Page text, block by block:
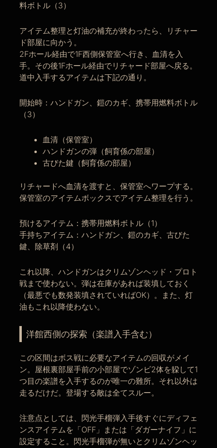
料ボトル（3）
アイテム整理と灯油の補充が終わったら、リチャー
ド部屋に向かう。
2Fホール経由で1F西側保管室へ行き、血清を入
手。その後1Fホール経由でリチャード部屋へ戻る。
道中入手するアイテムは下記の通り。
開始時：ハンドガン、鎧のカギ、携帯用燃料ボトル
（3）
血清（保管室）
ハンドガンの弾（飼育係の部屋）
古びた鍵（飼育係の部屋）
リチャードへ血清を渡すと、保管室へワープする。
保管室のアイテムボックスでアイテム整理を行う。
預けるアイテム：携帯用燃料ボトル（1）
手持ちアイテム：ハンドガン、鎧のカギ、古びた
鍵、除草剤（4）
これ以降、ハンドガンはクリムゾンヘッド・プロト
戦まで使わない。弾は在庫があれば装填しておく
（最悪でも数発装填されていればOK）。また、灯
油もこれ以降使わない。
洋館西側の探索（楽譜入手含む）
この区間はボス戦に必要なアイテムの回収がメイ
ン。屋根裏部屋手前の小部屋でゾンビ2体を躱して1
つ目の楽譜を入手するのが唯一の難所。それ以外は
走るだけだ。登場する敵は全てスルー。
注意点としては、閃光手榴弾入手後すぐにディフェ
ンスアイテムを「OFF」または「ダガーナイフ」に
設定すること。閃光手榴弾が無いとクリムゾンヘッ